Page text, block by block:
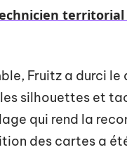
Fruitz a durci
silhouettes et
qui rend la
des cartes a